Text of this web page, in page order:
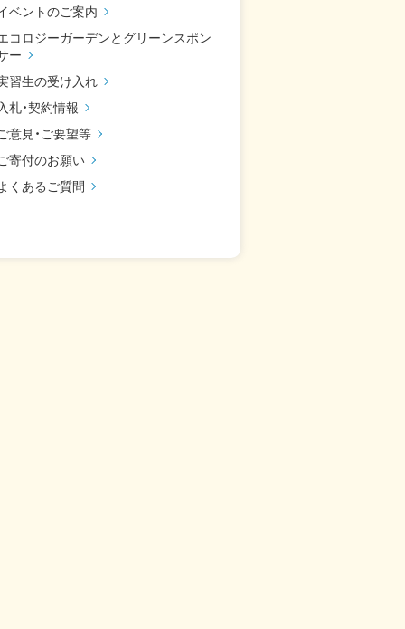
ベントのご案内
コロジーガーデンとグリーンスポン
ー
習生の受け入れ
入札・契約情報
意見・ご要望等
寄付のお願い
くあるご質問